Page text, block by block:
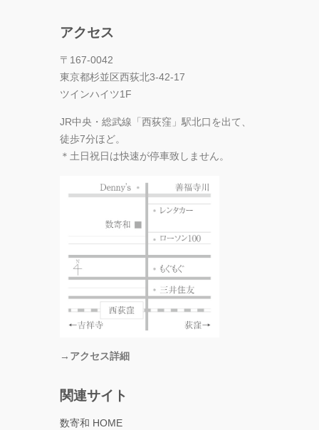
アクセス
〒167-0042
東京都杉並区西荻北3-42-17
ツインハイツ1F
JR中央・総武線「西荻窪」駅北口を出て、
徒歩7分ほど。
＊土日祝日は快速が停車致しません。
→アクセス詳細
関連サイト
数寄和 HOME